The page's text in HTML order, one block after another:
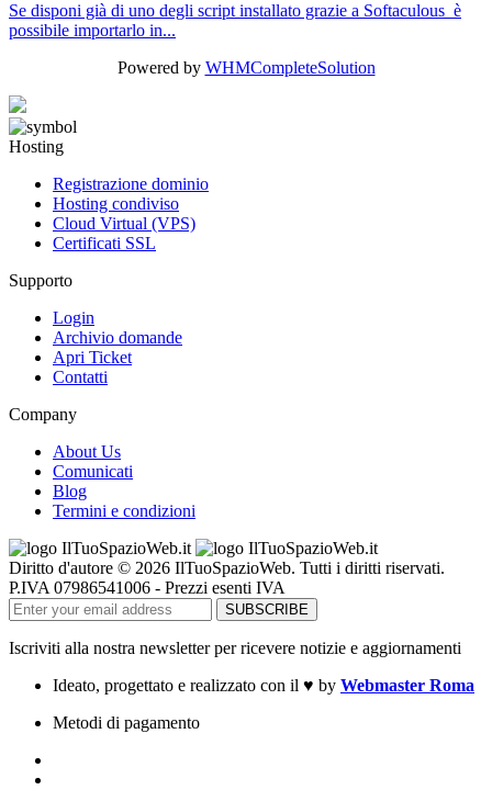
Se disponi già di uno degli script installato grazie a Softaculous è
possibile importarlo in...
Powered by WHMCompleteSolution
Hosting
Registrazione dominio
Hosting condiviso
Cloud Virtual (VPS)
Certificati SSL
Supporto
Login
Archivio domande
Apri Ticket
Contatti
Company
About Us
Comunicati
Blog
Termini e condizioni
Diritto d'autore © 2026 IlTuoSpazioWeb. Tutti i diritti riservati.
P.IVA 07986541006 - Prezzi esenti IVA
Iscriviti alla nostra newsletter per ricevere notizie e aggiornamenti
Ideato, progettato e realizzato con il ♥ by Webmaster Roma
Metodi di pagamento